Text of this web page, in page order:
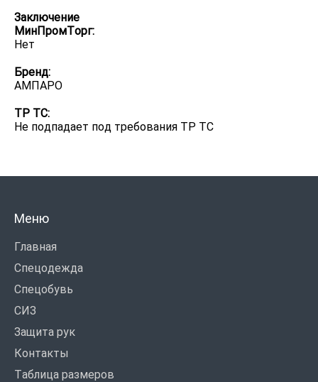
Заключение
МинПромТорг:
Нет
Бренд:
АМПАРО
ТР ТС:
Не подпадает под требования ТР ТС
Меню
Главная
Спецодежда
Спецобувь
СИЗ
Защита рук
Контакты
Таблица размеров